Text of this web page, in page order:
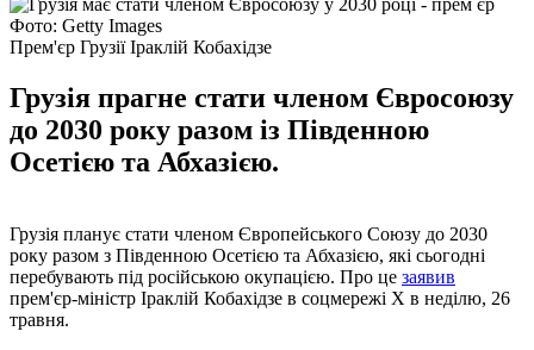
Фото: Getty Images
Прем'єр Грузії Іраклій Кобахідзе
Грузія прагне стати членом Євросоюзу
до 2030 року разом із Південною
Осетією та Абхазією.
Грузія планує стати членом Європейського Союзу до 2030
року разом з Південною Осетією та Абхазією, які сьогодні
перебувають під російською окупацією. Про це заявив
прем'єр-міністр Іраклій Кобахідзе в соцмережі X в неділю, 26
травня.